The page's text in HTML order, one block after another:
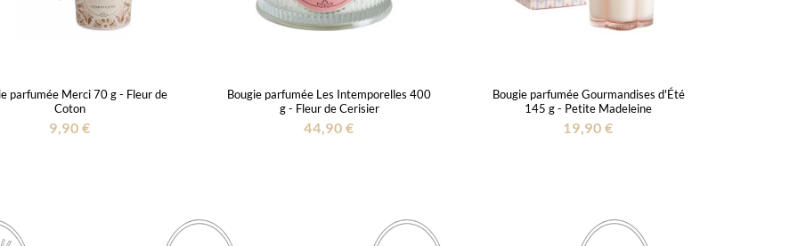
parfumée Merci 70 g - Fleur de
Coton
9,90 €
Bougie parfumée Les Intemporelles 400
g - Fleur de Cerisier
44,90 €
Bougie parfumée Gourmandises d'Été
145 g - Petite Madeleine
19,90 €